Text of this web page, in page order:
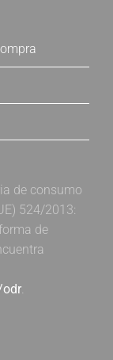
de consumo
524/2013:
de
odr.